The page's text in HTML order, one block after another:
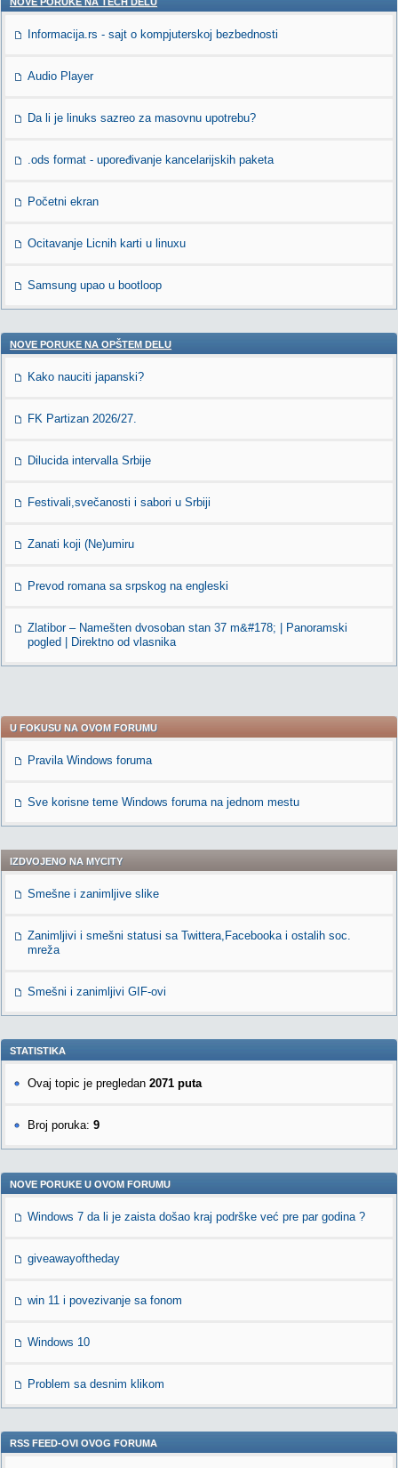
Informacija.rs - sajt o kompjuterskoj bezbednosti
Audio Player
Da li je linuks sazreo za masovnu upotrebu?
.ods format - upoređivanje kancelarijskih paketa
Početni ekran
Ocitavanje Licnih karti u linuxu
Samsung upao u bootloop
NOVE PORUKE NA OPŠTEM DELU
Kako nauciti japanski?
FK Partizan 2026/27.
Dilucida intervalla Srbije
Festivali,svečanosti i sabori u Srbiji
Zanati koji (Ne)umiru
Prevod romana sa srpskog na engleski
Zlatibor – Namešten dvosoban stan 37 m&#178; | Panoramski
pogled | Direktno od vlasnika
U FOKUSU NA OVOM FORUMU
Pravila Windows foruma
Sve korisne teme Windows foruma na jednom mestu
IZDVOJENO NA MYCITY
Smešne i zanimljive slike
Zanimljivi i smešni statusi sa Twittera,Facebooka i ostalih soc.
mreža
Smešni i zanimljivi GIF-ovi
STATISTIKA
Ovaj topic je pregledan 2071 puta
Broj poruka: 9
NOVE PORUKE U OVOM FORUMU
Windows 7 da li je zaista došao kraj podrške već pre par godina ?
giveawayoftheday
win 11 i povezivanje sa fonom
Windows 10
Problem sa desnim klikom
RSS FEED-OVI OVOG FORUMA